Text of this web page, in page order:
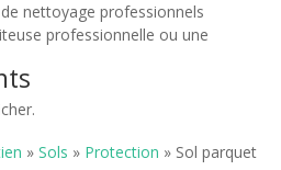
nettoyage professionnels
professionnelle ou une
» Sols » Protection » Sol parquet